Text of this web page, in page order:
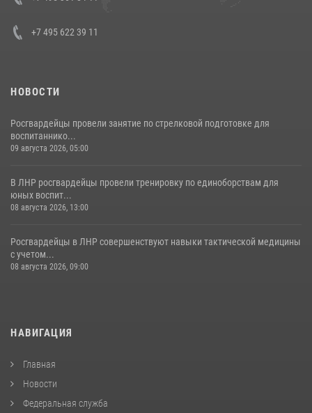
+7 495 622 39 11
НОВОСТИ
Росгвардейцы провели занятие по стрелковой подготовке для
воспитаннико...
09 августа 2026, 05:00
В ЛНР росгвардейцы провели тренировку по единоборствам для
юных воспит...
08 августа 2026, 13:00
Росгвардейцы в ЛНР совершенствуют навыки тактической медицины
с учетом...
08 августа 2026, 09:00
НАВИГАЦИЯ
Главная
Новости
Федеральная служба